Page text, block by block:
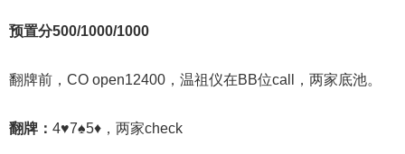
预置分500/1000/1000
翻牌前，CO open12400，温祖仪在BB位call，两家底池。
翻牌： 4♥7♠5♦，两家check